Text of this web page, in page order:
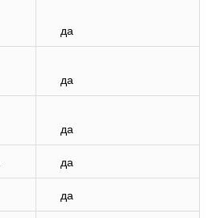
да
да
да
да
да